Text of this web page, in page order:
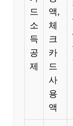
드
소
득
공
제
액,
체
크
카
드
사
용
액